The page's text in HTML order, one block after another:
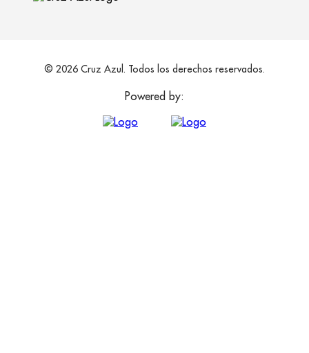
© 2026 Cruz Azul. Todos los derechos reservados.
Powered by: